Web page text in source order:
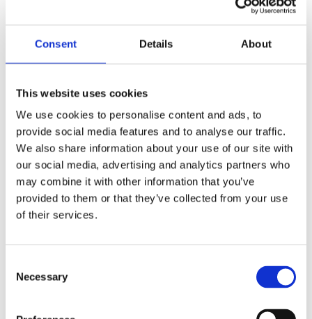
Consent Details About
This website uses cookies
We use cookies to personalise content and ads, to
provide social media features and to analyse our traffic.
We also share information about your use of our site with
our social media, advertising and analytics partners who
may combine it with other information that you’ve
provided to them or that they’ve collected from your use
of their services.
Selection
Necessary
Skicka ett säkert meddelande här eller ring oss
BYT TILL BARNLOGOPEDERNA
Bor duutanför Skåne
och vill boka in utredning av